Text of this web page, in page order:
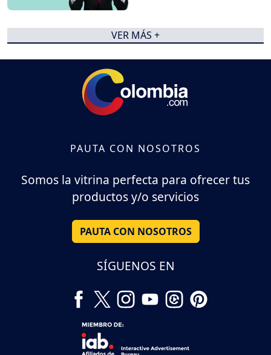
VER MÁS +
PAUTA CON NOSOTROS
Somos la vitrina perfecta para ofrecer tus
productos y/o servicios
PAUTA CON NOSOTROS
SÍGUENOS EN